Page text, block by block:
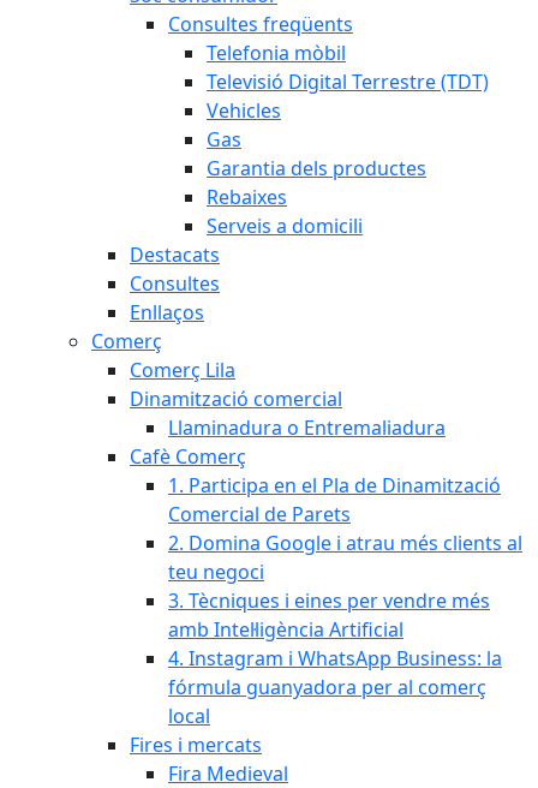
Consultes freqüents
Telefonia mòbil
Televisió Digital Terrestre (TDT)
Vehicles
Gas
Garantia dels productes
Rebaixes
Serveis a domicili
Destacats
Consultes
Enllaços
Comerç
Comerç Lila
Dinamització comercial
Llaminadura o Entremaliadura
Cafè Comerç
1. Participa en el Pla de Dinamització
Comercial de Parets
2. Domina Google i atrau més clients al
teu negoci
3. Tècniques i eines per vendre més
amb Intel·ligència Artificial
4. Instagram i WhatsApp Business: la
fórmula guanyadora per al comerç
local
Fires i mercats
Fira Medieval